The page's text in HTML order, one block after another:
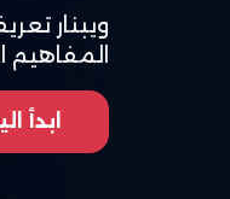
ويبنار
المفاهيم
ابدأ